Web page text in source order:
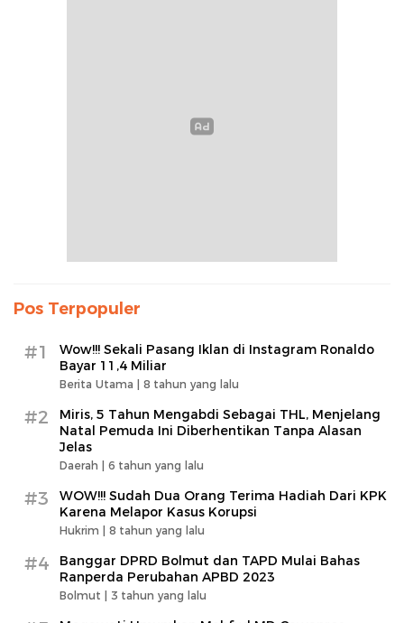
Pos Terpopuler
#1
Wow!!! Sekali Pasang Iklan di Instagram Ronaldo
Bayar 11,4 Miliar
Berita Utama | 8 tahun yang lalu
#2
Miris, 5 Tahun Mengabdi Sebagai THL, Menjelang
Natal Pemuda Ini Diberhentikan Tanpa Alasan
Jelas
Daerah | 6 tahun yang lalu
#3
WOW!!! Sudah Dua Orang Terima Hadiah Dari KPK
Karena Melapor Kasus Korupsi
Hukrim | 8 tahun yang lalu
#4
Banggar DPRD Bolmut dan TAPD Mulai Bahas
Ranperda Perubahan APBD 2023
Bolmut | 3 tahun yang lalu